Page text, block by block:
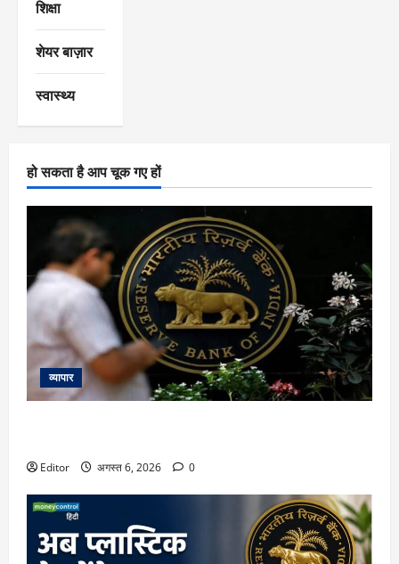
शिक्षा
शेयर बाज़ार
स्वास्थ्य
हो सकता है आप चूक गए हों
व्यापार
Editor अगस्त 6, 2026 0